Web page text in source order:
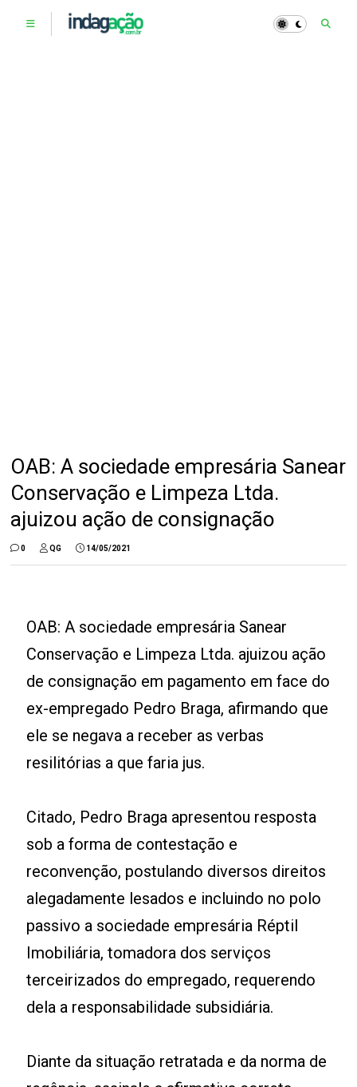
OAB: A sociedade empresária Sanear
Conservação e Limpeza Ltda.
ajuizou ação de consignação
0 QG 14/05/2021
OAB: A sociedade empresária Sanear
Conservação e Limpeza Ltda. ajuizou ação
de consignação em pagamento em face do
ex-empregado Pedro Braga, afirmando que
ele se negava a receber as verbas
resilitórias a que faria jus.
Citado, Pedro Braga apresentou resposta
sob a forma de contestação e
reconvenção, postulando diversos direitos
alegadamente lesados e incluindo no polo
passivo a sociedade empresária Réptil
Imobiliária, tomadora dos serviços
terceirizados do empregado, requerendo
dela a responsabilidade subsidiária.
Diante da situação retratada e da norma de